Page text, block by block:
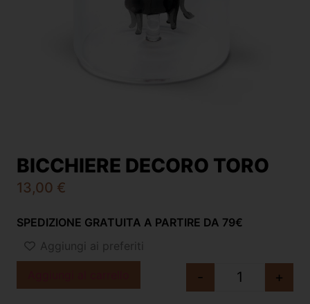
BICCHIERE DECORO TORO
13,00 €
SPEDIZIONE GRATUITA A PARTIRE DA 79€
Aggiungi ai preferiti
- +